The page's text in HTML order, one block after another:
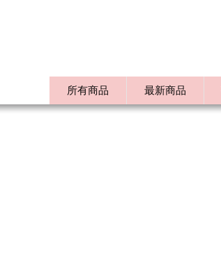
所有商品 最新商品